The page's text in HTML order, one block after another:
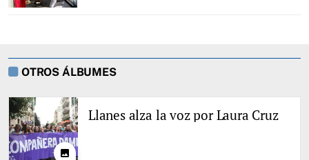
OTROS ÁLBUMES
photo
Llanes alza la voz por Laura Cruz